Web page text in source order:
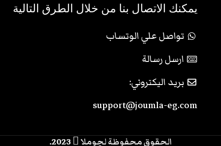
يمكنك الاتصال بنا من خلال الطرق التالية
تواصل علي الوتساب
ارسل رسالة
بريد اليكتروني:
support@joumla-eg.com
الحقوق محفوظة لچوملا